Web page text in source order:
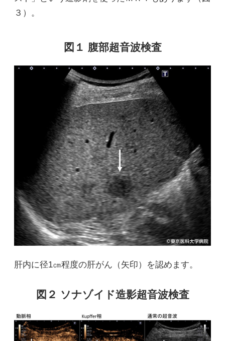
３）。
図１ 腹部超音波検査
肝内に径1㎝程度の肝がん（矢印）を認めます。
図２ ソナゾイド造影超音波検査